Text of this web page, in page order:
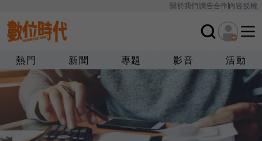
關於我們廣告合作內容授權
熱門 新聞 專題 影音 活動